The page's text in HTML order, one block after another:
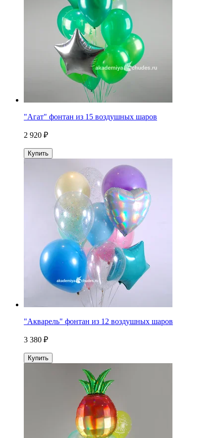
"Агат" фонтан из 15 воздушных шаров
2 920 ₽
Купить
"Акварель" фонтан из 12 воздушных шаров
3 380 ₽
Купить